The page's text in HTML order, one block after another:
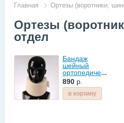
Главная Ортезы (воротники,
Ортезы
отдел
Бандаж
шейный
ортопедический
мягкий
высота 10см
арт 80-04
890 р.
в корзину